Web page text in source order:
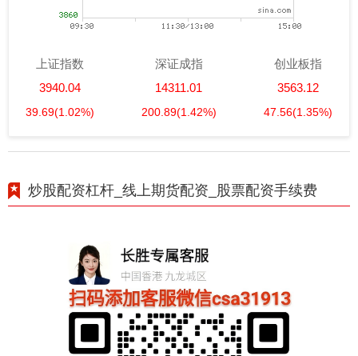
上证指数
3940.04
39.69(1.02%)
深证成指
14311.01
200.89(1.42%)
创业板指
3563.12
47.56(1.35%)
炒股配资杠杆_线上期货配资_股票配资手续费